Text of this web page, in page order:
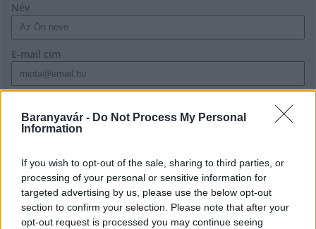
Baranyavár - Do Not Process My Personal
Information
If you wish to opt-out of the sale, sharing to third parties, or
processing of your personal or sensitive information for
targeted advertising by us, please use the below opt-out
section to confirm your selection. Please note that after your
opt-out request is processed you may continue seeing
Név
E-mail cím
szabályzatot!
HÍRDETÉS